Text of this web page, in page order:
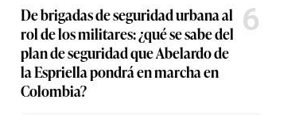
De brigadas de seguridad urbana al
rol de los militares: ¿qué se sabe del
plan de seguridad que Abelardo de
la Espriella pondrá en marcha en
Colombia?
6